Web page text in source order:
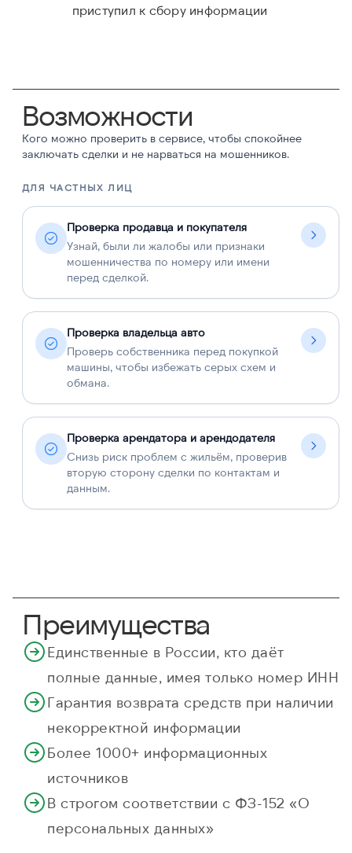
приступил к сбору информации
Возможности
Кого можно проверить в сервисе, чтобы спокойнее
заключать сделки и не нарваться на мошенников.
ДЛЯ ЧАСТНЫХ ЛИЦ
Проверка продавца и покупателя
Узнай, были ли жалобы или признаки
мошенничества по номеру или имени
перед сделкой.
Проверка владельца авто
Проверь собственника перед покупкой
машины, чтобы избежать серых схем и
обмана.
Проверка арендатора и арендодателя
Снизь риск проблем с жильём, проверив
вторую сторону сделки по контактам и
данным.
Преимущества
Единственные в России, кто даёт
полные данные, имея только номер ИНН
Гарантия возврата средств при наличии
некорректной информации
Более 1000+ информационных
источников
В строгом соответствии с ФЗ-152 «О
персональных данных»